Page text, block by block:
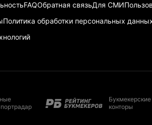
FAQОбратная связьДля СМИ
Политика обработки персональных
Букмекерские
конторы